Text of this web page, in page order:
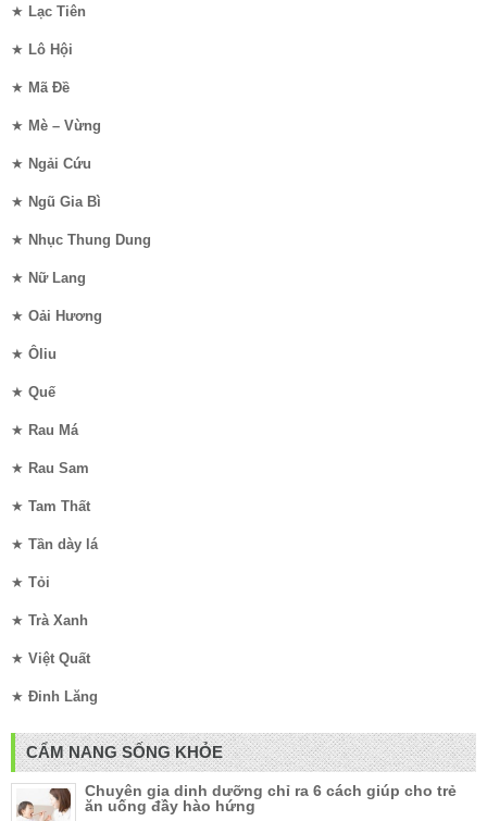
★ Lạc Tiên
★ Lô Hội
★ Mã Đề
★ Mè – Vừng
★ Ngải Cứu
★ Ngũ Gia Bì
★ Nhục Thung Dung
★ Nữ Lang
★ Oải Hương
★ Ôliu
★ Quế
★ Rau Má
★ Rau Sam
★ Tam Thất
★ Tần dày lá
★ Tỏi
★ Trà Xanh
★ Việt Quất
★ Đinh Lăng
CẨM NANG SỐNG KHỎE
Chuyên gia dinh dưỡng chỉ ra 6 cách giúp cho trẻ
ăn uống đầy hào hứng